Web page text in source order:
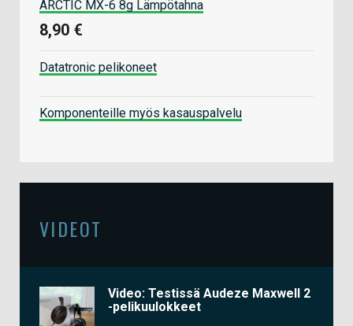
ARCTIC MX-6 8g Lämpötahna
8,90 €
Datatronic pelikoneet
Komponenteille myös kasauspalvelu
VIDEOT
Video: Testissä Audeze Maxwell 2
-pelikuulokkeet